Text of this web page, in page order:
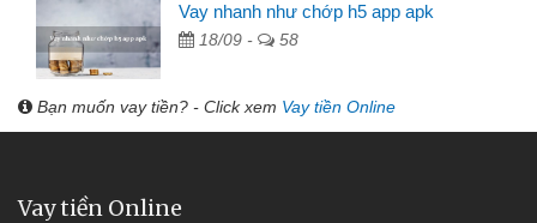
Vay nhanh như chớp h5 app apk
18/09 - 58
Bạn muốn vay tiền? - Click xem Vay tiền Online
Vay tiền Online